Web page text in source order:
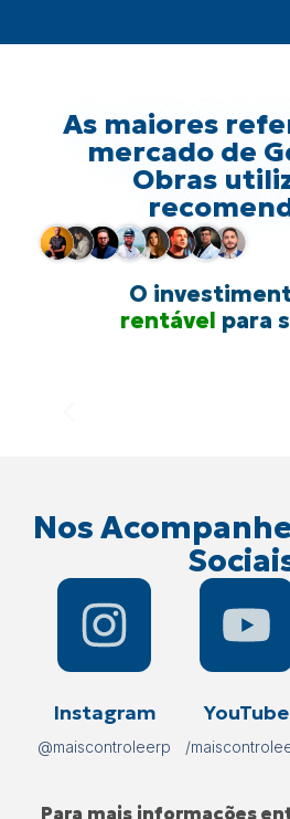
As maiores
mercado de
Obras
O
rentável para
Nos
Instagram
@maiscontroleerp
YouTube
/
Para mais informações